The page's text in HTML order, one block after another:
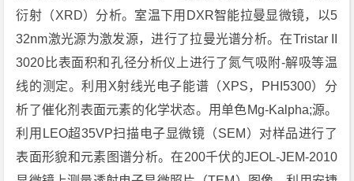
衍射（XRD）分析。室温下用DXR智能拉曼显微镜，以5
32nm激光源为激发源，进行了拉曼光谱分析。在Tristar II
3020比表面积和孔径分析仪上进行了氮气吸附-解吸等温
线的测定。利用X射线光电子能谱（XPS，PHI5300）分
析了催化剂表面元素的化学状态。用单色Mg-Kalpha;源。
利用LEO超35VP扫描电子显微镜（SEM）对样品进行了
表面形貌和元素图谱分析。在200千伏的JEOL-JEM-2010